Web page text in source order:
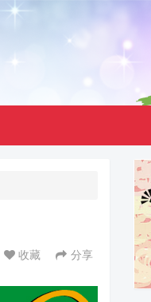
收藏 分享